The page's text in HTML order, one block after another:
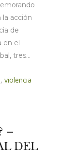
la acción
de
en el
tres...
, violencia
–
DEL